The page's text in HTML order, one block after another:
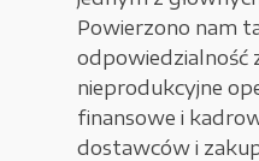
Zamówienie
Regulamin sklepu
Polityka
Powierzono nam
odpowiedzialność
nieprodukcyjne
finansowe i
dostawców i